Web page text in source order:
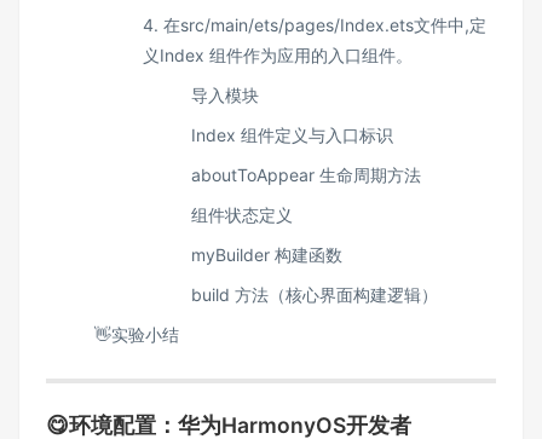
4. 在src/main/ets/pages/Index.ets文件中,定
义Index 组件作为应用的入口组件。
导入模块
Index 组件定义与入口标识
aboutToAppear 生命周期方法
组件状态定义
myBuilder 构建函数
build 方法（核心界面构建逻辑）
👋实验小结
😋环境配置： 华为HarmonyOS开发者